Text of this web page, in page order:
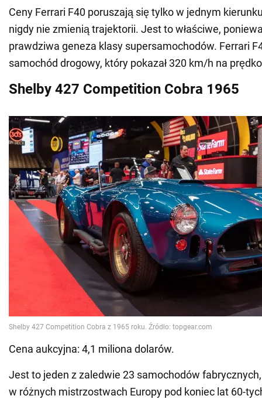
Ceny Ferrari F40 poruszają się tylko w jednym
nigdy nie zmienią trajektorii. Jest to właściwe,
prawdziwa geneza klasy supersamochodów. Ferrari
samochód drogowy, który pokazał 320 km/h na
Shelby 427 Competition Cobra 1965
Cena aukcyjna: 4,1 miliona dolarów.
Jest to jeden z zaledwie 23 samochodów fabrycznych,
w różnych mistrzostwach Europy pod koniec lat 60-